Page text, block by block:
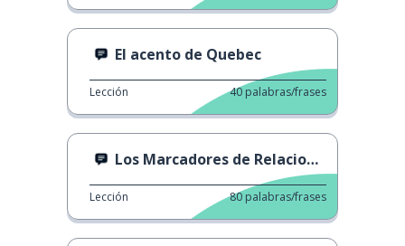
El acento de Quebec
Lección 40 palabras/frases
Los Marcadores de Relaciones
Lección 80 palabras/frases